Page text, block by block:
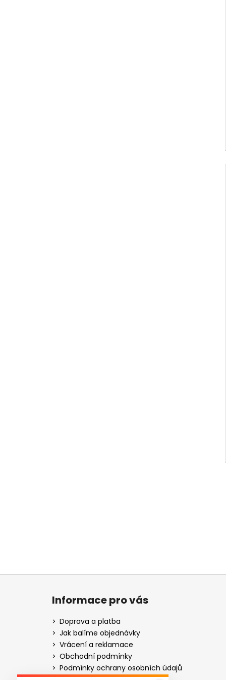
Z
Informace pro vás
Doprava a platba
Jak balíme objednávky
Vrácení a reklamace
Obchodní podmínky
Podmínky ochrany osobních údajů